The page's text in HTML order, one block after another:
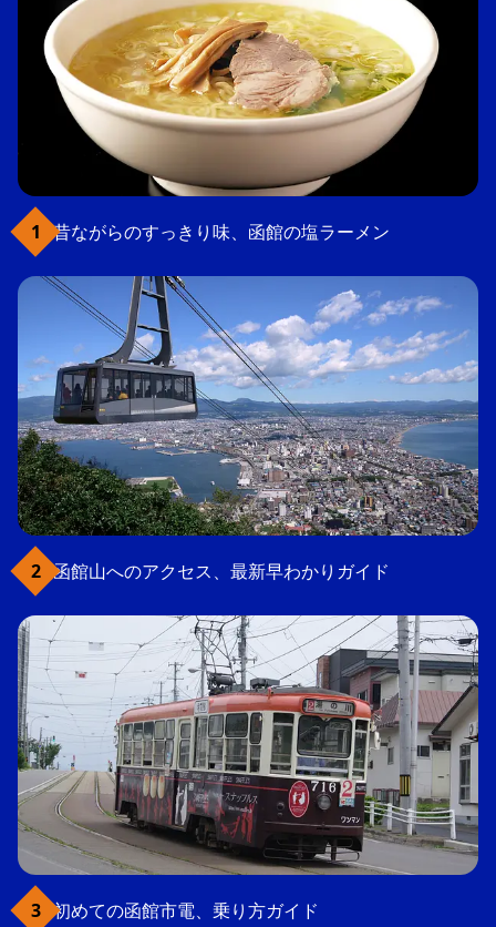
昔ながらのすっきり味、函館の塩ラーメン
函館山へのアクセス、最新早わかりガイド
初めての函館市電、乗り方ガイド